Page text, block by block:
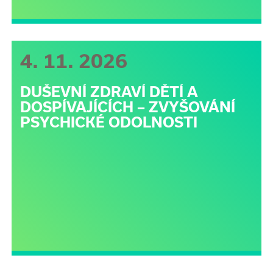
4. 11. 2026
DUŠEVNÍ ZDRAVÍ DĚTÍ A
DOSPÍVAJÍCÍCH – ZVYŠOVÁNÍ
PSYCHICKÉ ODOLNOSTI